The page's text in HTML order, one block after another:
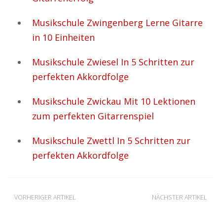
Musikschule Zwingenberg Lerne Gitarre
in 10 Einheiten
Musikschule Zwiesel In 5 Schritten zur
perfekten Akkordfolge
Musikschule Zwickau Mit 10 Lektionen
zum perfekten Gitarrenspiel
Musikschule Zwettl In 5 Schritten zur
perfekten Akkordfolge
VORHERIGER ARTIKEL NÄCHSTER ARTIKEL